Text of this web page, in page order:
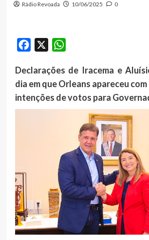
Rádio Revoada 10/06/2025 0
Facebook
Declarações de Iracema e
dia em que Orleans apareceu
intenções de votos para